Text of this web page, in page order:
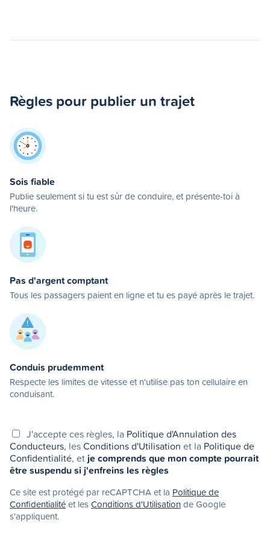
Règles pour publier un trajet
Sois fiable
Publie seulement si tu est sûr de conduire, et présente-toi à
l'heure.
Pas d'argent comptant
Tous les passagers paient en ligne et tu es payé après le trajet.
Conduis prudemment
Respecte les limites de vitesse et n'utilise pas ton cellulaire en
conduisant.
J'accepte ces règles, la Politique d'Annulation des
Conducteurs, lesConditions d'Utilisation et la Politique de
Confidentialité, etje comprends que mon compte pourrait
être suspendu si j'enfreins les règles
Ce site est protégé par reCAPTCHA et la Politique de
Confidentialitéet lesConditions d'Utilisationde Google
s'appliquent.